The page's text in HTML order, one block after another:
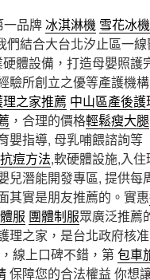
一品牌冰淇淋機 雪花冰機
結合大台北汐止區一
體設備，打造母嬰照護
驗所創立之優等產護機構
之家推薦 中山區產後護
，合理的價格輕鬆瘦大腿
嬰指導, 母乳哺餵諮詢等
抗痘方法,軟硬體設施,入
兒潛能開發專區, 提供每
其實是朋友推薦的。實惠
服 團體制服眾廣泛推薦
理之家，是台北政府核
，線上口碑不錯，第包車
保障您的合法權益 你想